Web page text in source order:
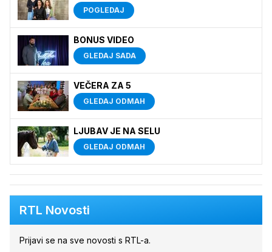
POGLEDAJ
BONUS VIDEO
GLEDAJ SADA
VEČERA ZA 5
GLEDAJ ODMAH
LJUBAV JE NA SELU
GLEDAJ ODMAH
RTL Novosti
Prijavi se na sve novosti s RTL-a.